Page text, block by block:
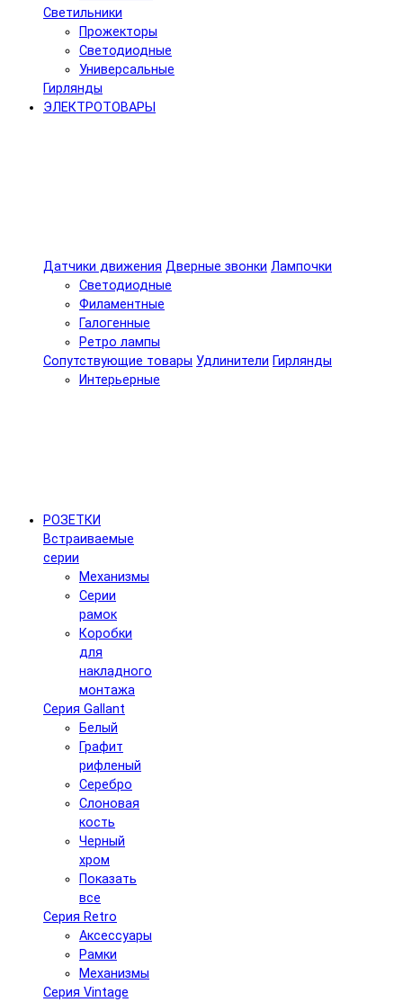
Светильники
Прожекторы
Светодиодные
Универсальные
Гирлянды
ЭЛЕКТРОТОВАРЫ
Датчики движения Дверные звонки Лампочки
Светодиодные
Филаментные
Галогенные
Ретро лампы
Сопутствующие товары Удлинители Гирлянды
Интерьерные
РОЗЕТКИ
Встраиваемые
серии
Механизмы
Серии
рамок
Коробки
для
накладного
монтажа
Серия Gallant
Белый
Графит
рифленый
Серебро
Слоновая
кость
Черный
хром
Показать
все
Серия Retro
Аксессуары
Рамки
Механизмы
Серия Vintage